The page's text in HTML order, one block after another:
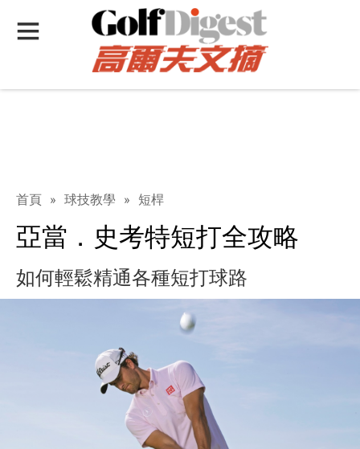
首頁 » 球技教學 » 短桿
亞當．史考特短打全攻略
如何輕鬆精通各種短打球路